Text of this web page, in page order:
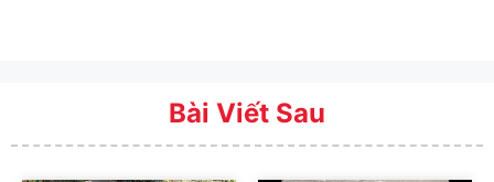
Bài Viết Sau